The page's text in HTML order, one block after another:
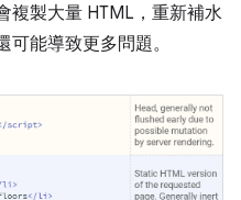
複製大量 HTML，重新補水
能導致更多問題。